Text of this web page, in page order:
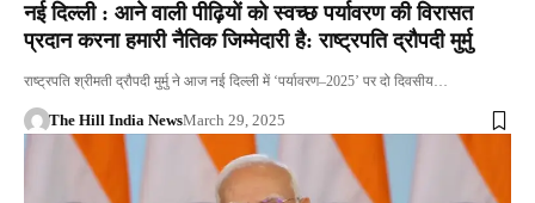
नई दिल्ली : आने वाली पीढ़ियों को स्वच्छ पर्यावरण की विरासत
प्रदान करना हमारी नैतिक जिम्मेदारी है: राष्ट्रपति द्रौपदी मुर्मु
राष्ट्रपति श्रीमती द्रौपदी मुर्मु ने आज नई दिल्ली में ‘पर्यावरण–2025’ पर दो दिवसीय…
The Hill India NewsMarch 29, 2025